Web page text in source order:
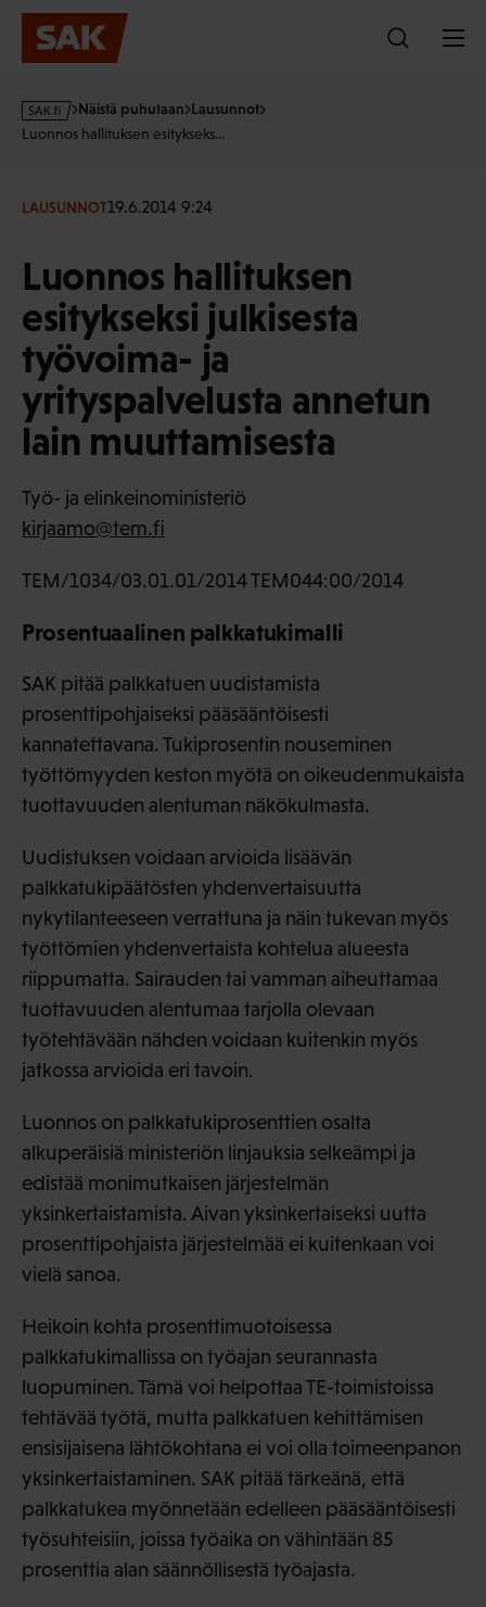
Hyppää
sisältöön
s
a
f
Näistä puhutaan Lausunnot
Luonnos hallituksen esitykseks…
LAUSUNNOT19.6.2014 9:24
Luonnos hallituksen
esitykseksi julkisesta
työvoima- ja
yrityspalvelusta annetun
lain muuttamisesta
Työ- ja elinkeinoministeriö
kirjaamo@tem.fi
TEM/1034/03.01.01/2014 TEM044:00/2014
Prosentuaalinen palkkatukimalli
SAK pitää palkkatuen uudistamista
prosenttipohjaiseksi pääsääntöisesti
kannatettavana. Tukiprosentin nouseminen
työttömyyden keston myötä on oikeudenmukaista
tuottavuuden alentuman näkökulmasta.
Uudistuksen voidaan arvioida lisäävän
palkkatukipäätösten yhdenvertaisuutta
nykytilanteeseen verrattuna ja näin tukevan myös
työttömien yhdenvertaista kohtelua alueesta
riippumatta. Sairauden tai vamman aiheuttamaa
tuottavuuden alentumaa tarjolla olevaan
työtehtävään nähden voidaan kuitenkin myös
jatkossa arvioida eri tavoin.
Luonnos on palkkatukiprosenttien osalta
alkuperäisiä ministeriön linjauksia selkeämpi ja
edistää monimutkaisen järjestelmän
yksinkertaistamista. Aivan yksinkertaiseksi uutta
prosenttipohjaista järjestelmää ei kuitenkaan voi
vielä sanoa.
Heikoin kohta prosenttimuotoisessa
palkkatukimallissa on työajan seurannasta
luopuminen. Tämä voi helpottaa TE-toimistoissa
tehtävää työtä, mutta palkkatuen kehittämisen
ensisijaisena lähtökohtana ei voi olla toimeenpanon
yksinkertaistaminen. SAK pitää tärkeänä, että
palkkatukea myönnetään edelleen pääsääntöisesti
työsuhteisiin, joissa työaika on vähintään 85
prosenttia alan säännöllisestä työajasta.